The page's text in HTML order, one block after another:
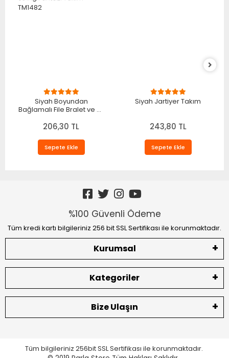
Siyah Boyundan
Bağlamalı File Bralet ve T-
TM1482
206,30 TL
Sepete Ekle
Siyah Jartiyer Takım
243,80 TL
Sepete Ekle
%100 Güvenli Ödeme
Tüm kredi kartı bilgileriniz 256 bit SSL Sertifikası ile korunmaktadır.
Kurumsal
Kategoriler
Bize Ulaşın
Tüm bilgileriniz 256bit SSL Sertifikası ile korunmaktadır.